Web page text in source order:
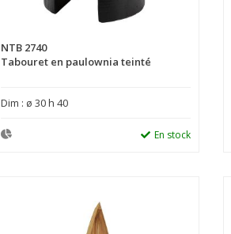
NTB 2740
Tabouret en paulownia teinté
Dim : ø 30 h 40
En stock